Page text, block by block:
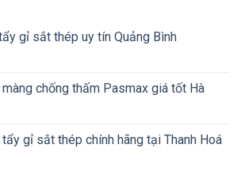
gỉ sắt thép uy tín Quảng Bình
màng chống thấm Pasmax giá tốt Hà
tẩy gỉ sắt thép chính hãng tại Thanh Hoá